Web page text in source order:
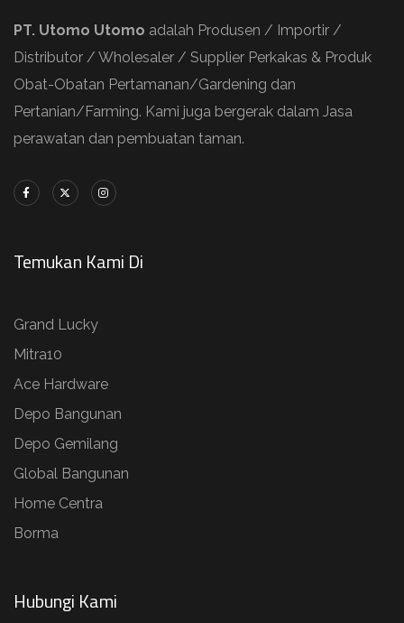
PT. Utomo Utomo adalah Produsen / Importir /
Distributor / Wholesaler / Supplier Perkakas & Produk
Obat-Obatan Pertamanan/Gardening dan
Pertanian/Farming. Kami juga bergerak dalam Jasa
perawatan dan pembuatan taman.
Temukan Kami Di
Grand Lucky
Mitra10
Ace Hardware
Depo Bangunan
Depo Gemilang
Global Bangunan
Home Centra
Borma
Hubungi Kami​